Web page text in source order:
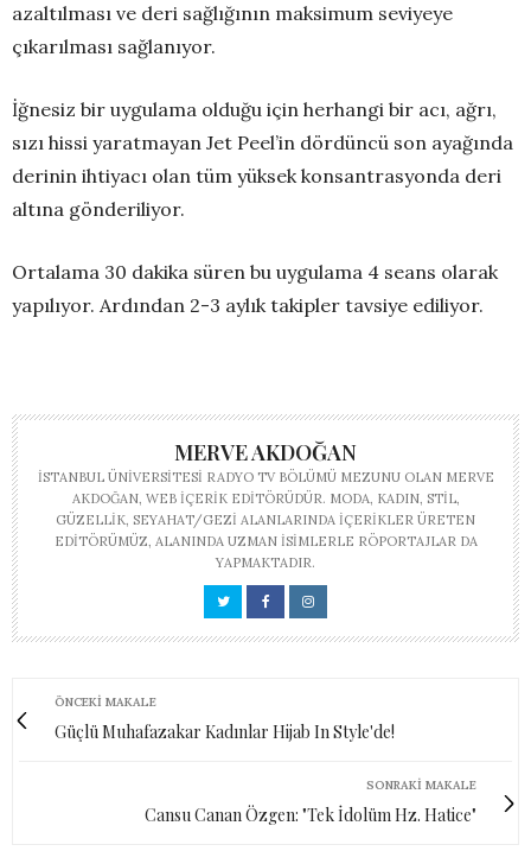
azaltılması ve deri sağlığının maksimum seviyeye
çıkarılması sağlanıyor.
İğnesiz bir uygulama olduğu için herhangi bir acı, ağrı,
sızı hissi yaratmayan Jet Peel’in dördüncü son ayağında
derinin ihtiyacı olan tüm yüksek konsantrasyonda deri
altına gönderiliyor.
Ortalama 30 dakika süren bu uygulama 4 seans olarak
yapılıyor. Ardından 2-3 aylık takipler tavsiye ediliyor.
MERVE AKDOĞAN
İSTANBUL ÜNIVERSITESI RADYO TV BÖLÜMÜ MEZUNU OLAN MERVE
AKDOĞAN, WEB IÇERIK EDITÖRÜDÜR. MODA, KADIN, STIL,
GÜZELLIK, SEYAHAT/GEZI ALANLARINDA IÇERIKLER ÜRETEN
EDITÖRÜMÜZ, ALANINDA UZMAN ISIMLERLE RÖPORTAJLAR DA
YAPMAKTADIR.
ÖNCEKI MAKALE
Güçlü Muhafazakar Kadınlar Hijab In Style'de!
SONRAKI MAKALE
Cansu Canan Özgen: "Tek İdolüm Hz. Hatice"